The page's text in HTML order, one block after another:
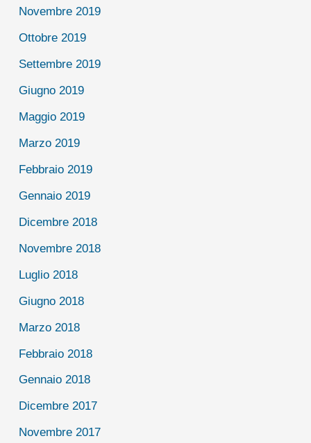
Novembre 2019
Ottobre 2019
Settembre 2019
Giugno 2019
Maggio 2019
Marzo 2019
Febbraio 2019
Gennaio 2019
Dicembre 2018
Novembre 2018
Luglio 2018
Giugno 2018
Marzo 2018
Febbraio 2018
Gennaio 2018
Dicembre 2017
Novembre 2017